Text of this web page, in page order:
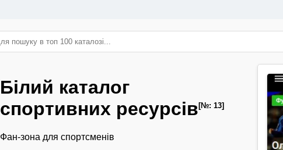
Білий каталог
спортивних ресурсів [№: 13]
Фан-зона для спортсменів